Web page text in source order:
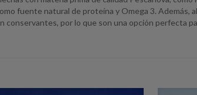
fuente natural de proteína y Omega 3. Además,
por lo que son una opción perfecta